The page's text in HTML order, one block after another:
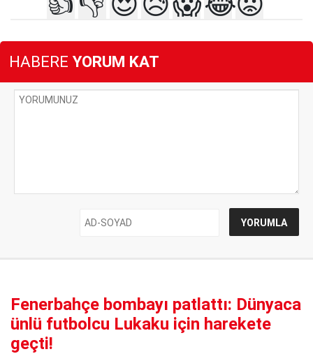
HABERE YORUM KAT
Fenerbahçe bombayı patlattı: Dünyaca
ünlü futbolcu Lukaku için harekete
geçti!